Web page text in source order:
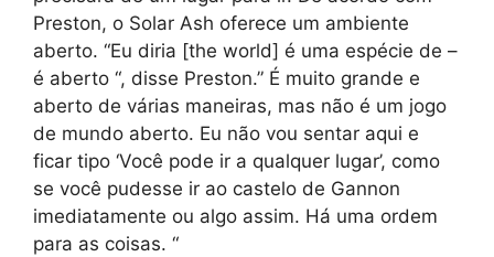
Preston, o Solar Ash oferece um ambiente
aberto. “Eu diria [the world] é uma espécie de –
é aberto “, disse Preston.” É muito grande e
aberto de várias maneiras, mas não é um jogo
de mundo aberto. Eu não vou sentar aqui e
ficar tipo ‘Você pode ir a qualquer lugar’, como
se você pudesse ir ao castelo de Gannon
imediatamente ou algo assim. Há uma ordem
para as coisas. “